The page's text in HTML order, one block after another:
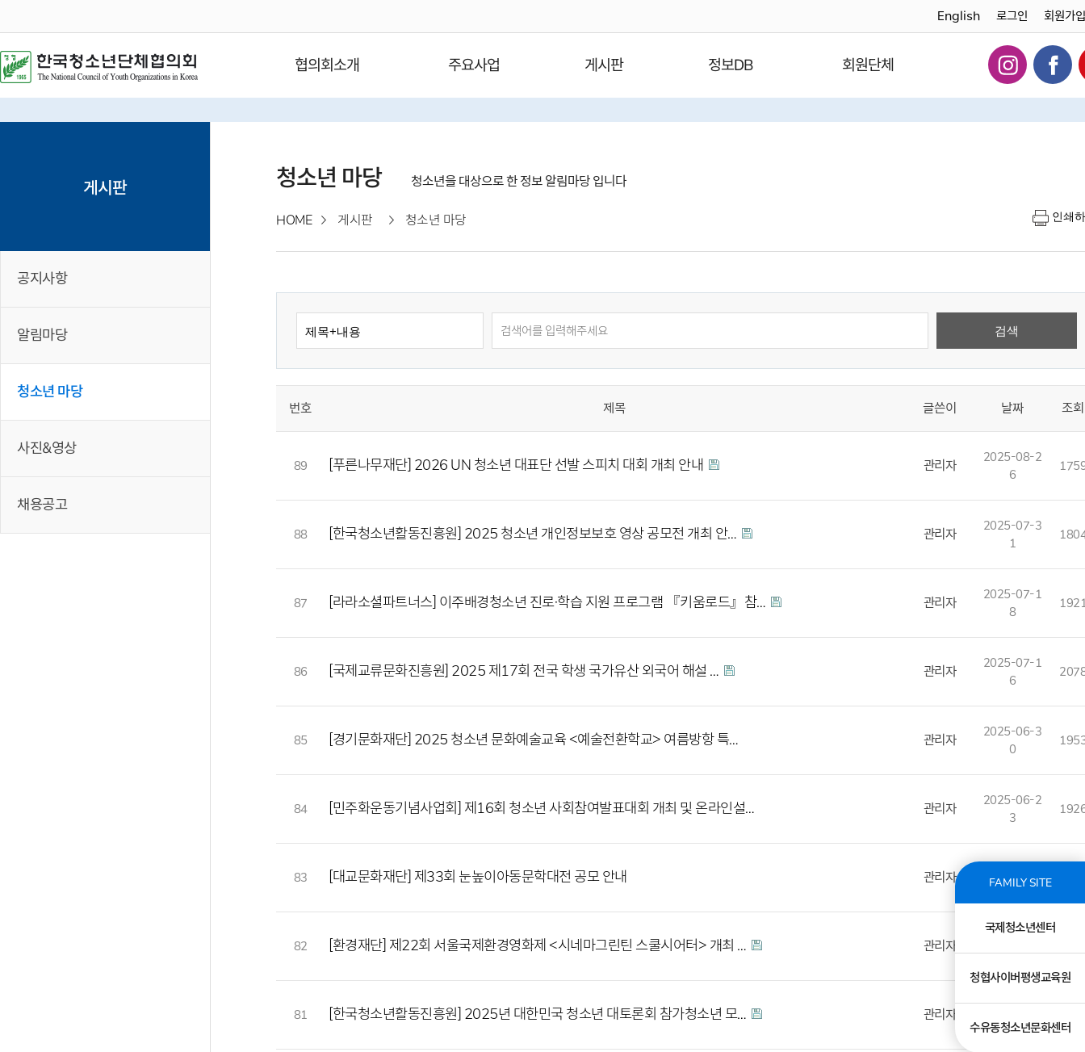
English 로그인 회원가입
협의회소개 주요사업 게시판 정보DB 회원단체
FAMILY SITE
국제청소년센터
청협사이버평생교육원
수유동청소년문화센터
게시판
공지사항
알림마당
청소년 마당
사진&영상
채용공고
청소년 마당 청소년을 대상으로 한 정보 알림마당 입니다
HOME 게시판 청소년 마당 인쇄
번호 제목 글쓴이 날짜 조회
89 [푸른나무재단] 2026 UN 청소년 대표단 선발 스피치 대회 개최 안내 관리자
2025-08-2
6
88 [한국청소년활동진흥원] 2025 청소년 개인정보보호 영상 공모전 개최 안… 관리자
2025-07-3
1
87 [라라소셜파트너스] 이주배경청소년 진로·학습 지원 프로그램 『키움로드』참… 관리자
2025-07-1
8
86 [국제교류문화진흥원] 2025 제17회 전국 학생 국가유산 외국어 해설 … 관리자
2025-07-1
6
85 [경기문화재단] 2025 청소년 문화예술교육 <예술전환학교> 여름방항 특… 관리자
2025-06-3
0
84 [민주화운동기념사업회] 제16회 청소년 사회참여발표대회 개최 및 온라인설… 관리자
2025-06-2
3
83 [대교문화재단] 제33회 눈높이아동문학대전 공모 안내 관리자
3
82 [환경재단] 제22회 서울국제환경영화제 <시네마그린틴 스쿨시어터> 개최 … 관리자
2025-06-1
7
81 [한국청소년활동진흥원] 2025년 대한민국 청소년 대토론회 참가청소년 모… 관리자
2025-05-1
2